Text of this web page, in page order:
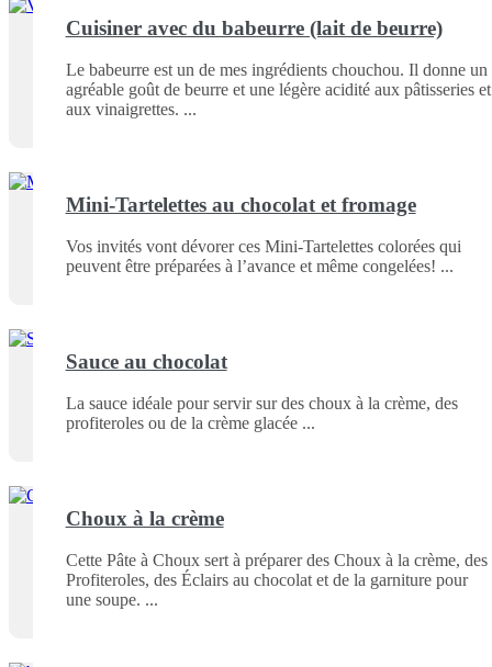
Cuisiner avec du babeurre (lait de beurre)
Le babeurre est un de mes ingrédients chouchou. Il donne un
agréable goût de beurre et une légère acidité aux pâtisseries et
aux vinaigrettes.
Mini-Tartelettes au chocolat et fromage
Vos invités vont dévorer ces Mini-Tartelettes colorées qui
peuvent être préparées à l’avance et même congelées!
Sauce au chocolat
La sauce idéale pour servir sur des choux à la crème, des
profiteroles ou de la crème glacée
Choux à la crème
Cette Pâte à Choux sert à préparer des Choux à la crème, des
Profiteroles, des Éclairs au chocolat et de la garniture pour
une soupe.